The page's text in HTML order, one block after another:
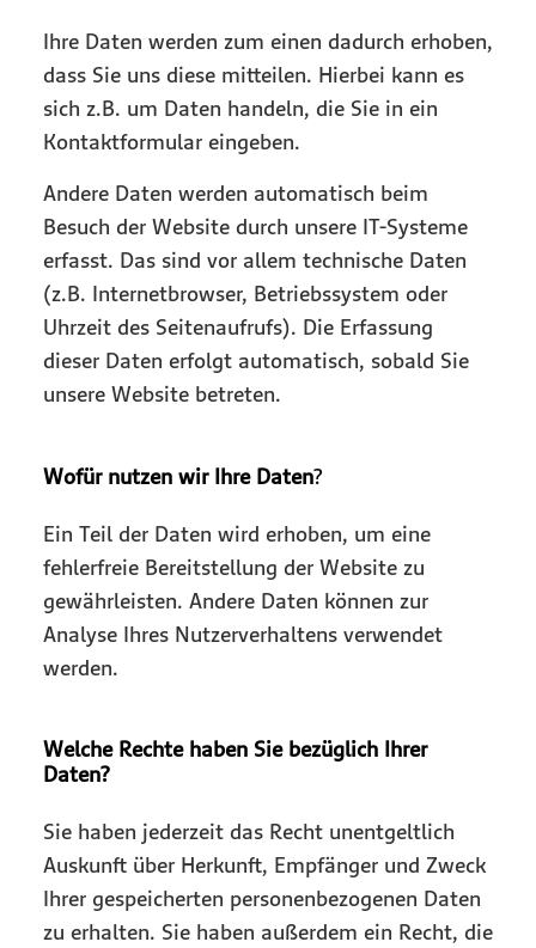
Ihre Daten werden zum einen dadurch erhoben,
dass Sie uns diese mitteilen. Hierbei kann es
sich z.B. um Daten handeln, die Sie in ein
Kontaktformular eingeben.
Andere Daten werden automatisch beim
Besuch der Website durch unsere IT-Systeme
erfasst. Das sind vor allem technische Daten
(z.B. Internetbrowser, Betriebssystem oder
Uhrzeit des Seitenaufrufs). Die Erfassung
dieser Daten erfolgt automatisch, sobald Sie
unsere Website betreten.
Wofür nutzen wir Ihre Daten?
Ein Teil der Daten wird erhoben, um eine
fehlerfreie Bereitstellung der Website zu
gewährleisten. Andere Daten können zur
Analyse Ihres Nutzerverhaltens verwendet
werden.
Welche Rechte haben Sie bezüglich Ihrer
Daten?
Sie haben jederzeit das Recht unentgeltlich
Auskunft über Herkunft, Empfänger und Zweck
Ihrer gespeicherten personenbezogenen Daten
zu erhalten. Sie haben außerdem ein Recht, die